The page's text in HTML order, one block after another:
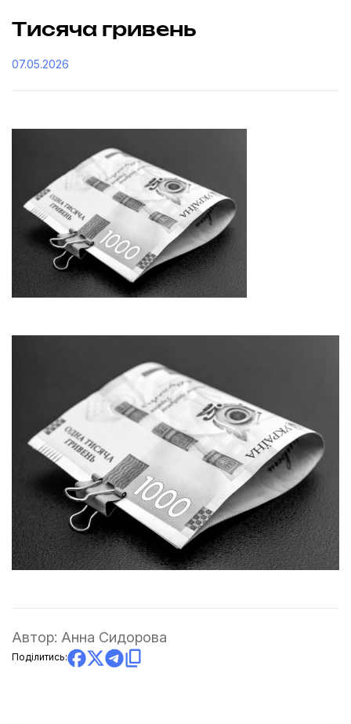
Тисяча гривень
07.05.2026
Автор: Анна Сидорова
Поділитись: